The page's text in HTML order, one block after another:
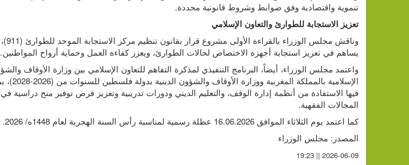
تنموية واقتصادية وفق ضوابط وشروط قانونية محددة.
تعزيز الاستجابة للطوارئ والتعاون الإسلامي
يساهم في تعزيز استجابة أجهزة الاختصاص لحالات الطوارئ، ويعزز كفاءة العمل وحماية أرواح المواطنين.
المجالات الفقهية.
كما اعتمد يوم الثلاثاء الموافق 16.06.2026 عطلة رسمية لمناسبة رأس السنة الهجرية لعام 1448ه/ 2026.
المصدر: مجلس الوزراء
2026-06-09 || 19:23